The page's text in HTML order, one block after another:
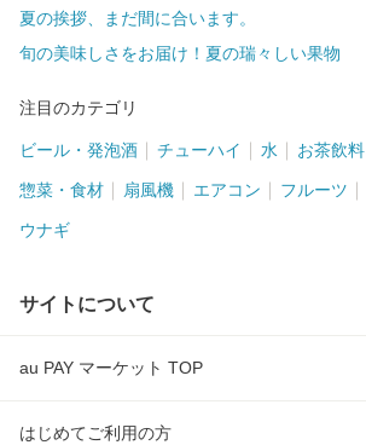
夏の挨拶、まだ間に合います。
旬の美味しさをお届け！夏の瑞々しい果物
注目のカテゴリ
ビール・発泡酒 チューハイ 水 お茶飲料
惣菜・食材 扇風機 エアコン フルーツ
ウナギ
サイトについて
au PAY マーケット TOP
はじめてご利用の方